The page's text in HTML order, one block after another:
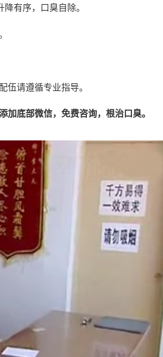
有序，口臭自除。
请遵循专业指导。
底部微信，免费咨询，根治口臭。